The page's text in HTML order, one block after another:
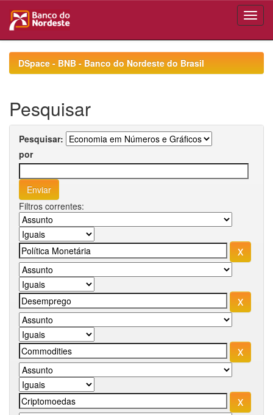
navigationDSpace - BNB - Banco do Nordeste do Brasil
Pesquisar
Pesquisar:
por
Filtros correntes: